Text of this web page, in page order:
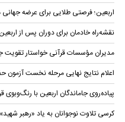
اربعین؛ فرصتی طلایی برای عرضه
نقشه‌راه خادمان برای دوران پس از
مدیران مؤسسات قرآنی خواستار تقویت
اعلام نتایج نهایی مرحله نخست
پیاده‌روی جاماندگان اربعین با
کرسی تلاوت نوجوانان به یاد «رهبر